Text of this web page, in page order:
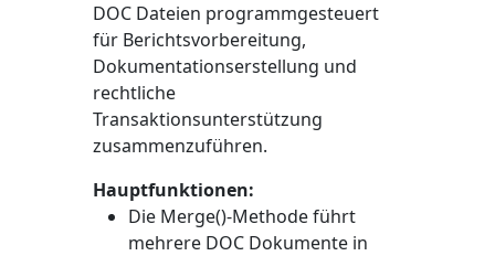
DOC Dateien programmgesteuert
für Berichtsvorbereitung,
Dokumentationserstellung und
rechtliche
Transaktionsunterstützung
zusammenzuführen.
Hauptfunktionen:
Die Merge()-Methode führt
mehrere DOC Dokumente in